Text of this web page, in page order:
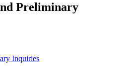
Preliminary
Inquiries